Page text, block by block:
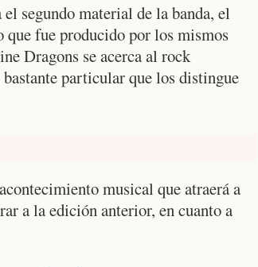
segundo material de la banda, el
fue producido por los mismos
Dragons se acerca al rock
particular que los distingue
musical que atraerá a
a la edición anterior, en cuanto a